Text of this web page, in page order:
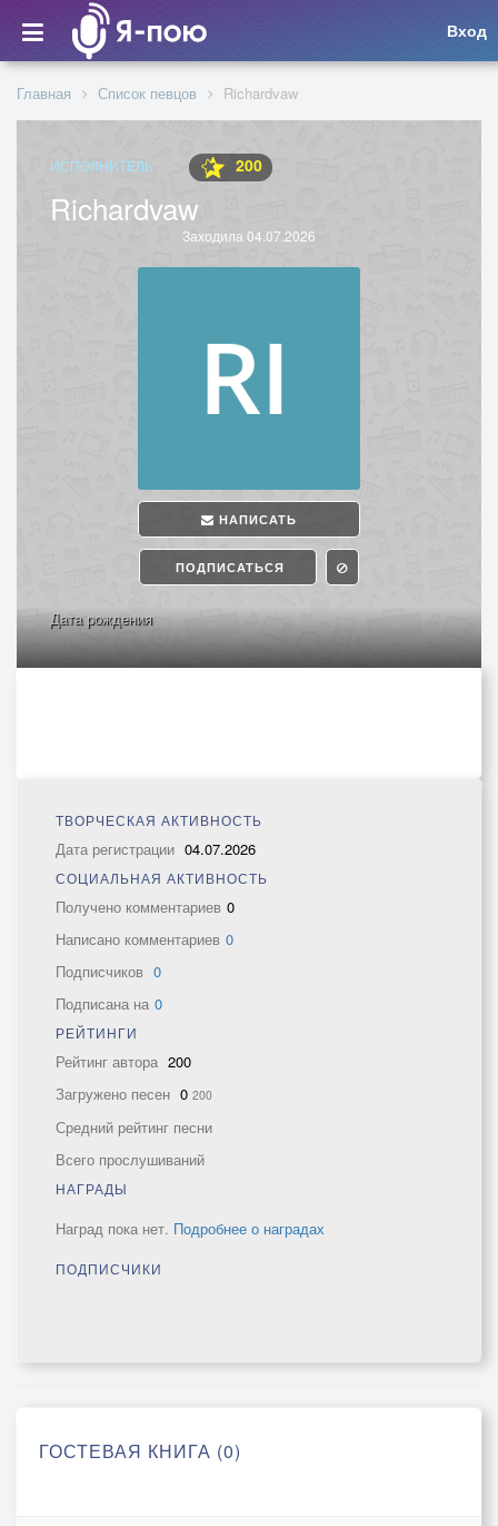
Вход
Главная Список певцов Richardvaw
ИСПОЛНИТЕЛЬ 200
Richardvaw
Заходила 04.07.2026
НАПИСАТЬ
ПОДПИСАТЬСЯ
Дата рождения
ТВОРЧЕСКАЯ АКТИВНОСТЬ
Дата регистрации 04.07.2026
СОЦИАЛЬНАЯ АКТИВНОСТЬ
Получено комментариев 0
Написано комментариев 0
Подписчиков 0
Подписана на 0
РЕЙТИНГИ
Рейтинг автора 200
Загружено песен 0 200
Средний рейтинг песни
Всего прослушиваний
НАГРАДЫ
Наград пока нет. Подробнее о наградах
ПОДПИСЧИКИ
ГОСТЕВАЯ КНИГА (0)